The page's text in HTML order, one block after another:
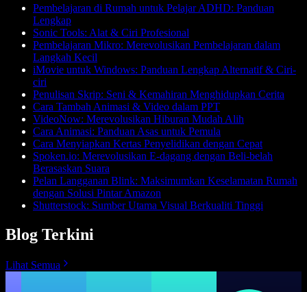
Pembelajaran di Rumah untuk Pelajar ADHD: Panduan
Lengkap
Sonic Tools: Alat & Ciri Profesional
Pembelajaran Mikro: Merevolusikan Pembelajaran dalam
Langkah Kecil
iMovie untuk Windows: Panduan Lengkap Alternatif & Ciri-
ciri
Penulisan Skrip: Seni & Kemahiran Menghidupkan Cerita
Cara Tambah Animasi & Video dalam PPT
VideoNow: Merevolusikan Hiburan Mudah Alih
Cara Animasi: Panduan Asas untuk Pemula
Cara Menyiapkan Kertas Penyelidikan dengan Cepat
Spoken.io: Merevolusikan E-dagang dengan Beli-belah
Berasaskan Suara
Pelan Langganan Blink: Maksimumkan Keselamatan Rumah
dengan Solusi Pintar Amazon
Shutterstock: Sumber Utama Visual Berkualiti Tinggi
Blog Terkini
Lihat Semua